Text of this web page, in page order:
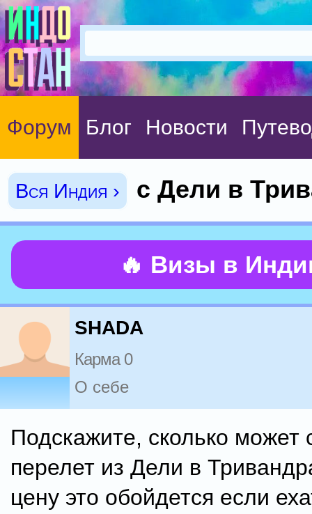
Форум Блог Новости
Вся Индия › с Дели в
🔥 Визы в
SHADA
Карма 0
О себе
Подскажите, сколько может
перелет из Дели в
цену это обойдется если